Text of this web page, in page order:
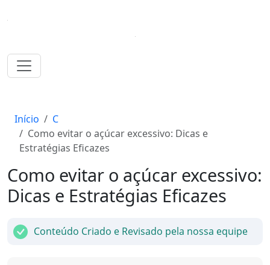
Início
C
Como evitar o açúcar excessivo: Dicas e
Estratégias Eficazes
Como evitar o açúcar excessivo:
Dicas e Estratégias Eficazes
Conteúdo Criado e Revisado pela nossa equipe